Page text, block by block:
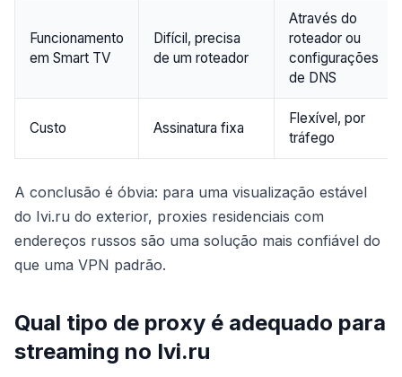
Funcionamento
em Smart TV
Difícil, precisa
de um roteador
Através do
roteador ou
configurações
de DNS
Custo Assinatura fixa
Flexível, por
tráfego
A conclusão é óbvia: para uma visualização estável
do Ivi.ru do exterior, proxies residenciais com
endereços russos são uma solução mais confiável do
que uma VPN padrão.
Qual tipo de proxy é adequado para
streaming no Ivi.ru